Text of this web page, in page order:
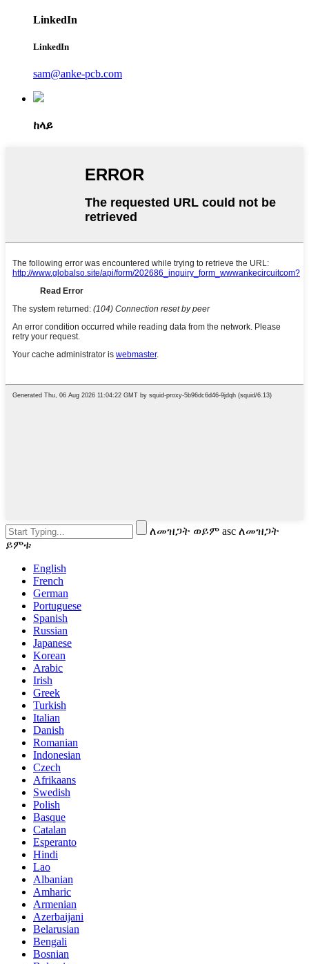
LinkedIn
LinkedIn
sam@anke-pcb.com
ከላይ
ለመዝጋት ወይም asc ለመዝጋት
ይምቱ
English
French
German
Portuguese
Spanish
Russian
Japanese
Korean
Arabic
Irish
Greek
Turkish
Italian
Danish
Romanian
Indonesian
Czech
Afrikaans
Swedish
Polish
Basque
Catalan
Esperanto
Hindi
Lao
Albanian
Amharic
Armenian
Azerbaijani
Belarusian
Bengali
Bosnian